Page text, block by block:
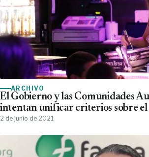
ARCHIVO
El Gobierno y las Comunidades
intentan unificar criterios sobre
2 de junio de 2021